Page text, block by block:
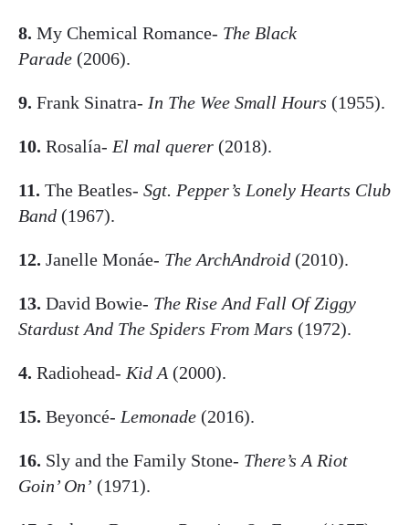
8. My Chemical Romance- The Black
Parade (2006).
9. Frank Sinatra- In The Wee Small Hours (1955).
10. Rosalía- El mal querer (2018).
11. The Beatles- Sgt. Pepper’s Lonely Hearts Club
Band (1967).
12. Janelle Monáe- The ArchAndroid (2010).
13. David Bowie- The Rise And Fall Of Ziggy
Stardust And The Spiders From Mars (1972).
4. Radiohead- Kid A (2000).
15. Beyoncé- Lemonade (2016).
16. Sly and the Family Stone- There’s A Riot
Goin’ On’ (1971).